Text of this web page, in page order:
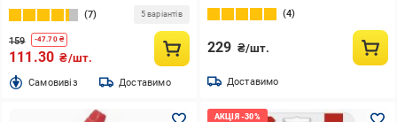
7 5 варіантів
159 -47.70₴
111.30 ₴/шт.
Cамовивіз Доставимо
4
229 ₴/шт.
Доставимо